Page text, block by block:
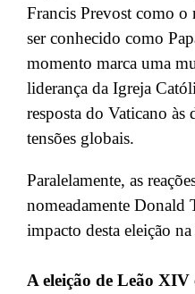
Francis Prevost como o
ser conhecido como
momento marca uma
liderança da Igreja
resposta do Vaticano às
tensões globais.
Paralelamente, as
nomeadamente Donald
impacto desta eleição
A eleição de Leão